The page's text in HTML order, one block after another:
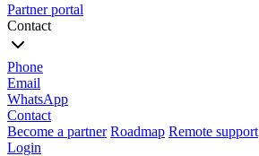
Partner portal
Contact
Phone
Email
WhatsApp
Contact
Become a partner Roadmap Remote support
Login